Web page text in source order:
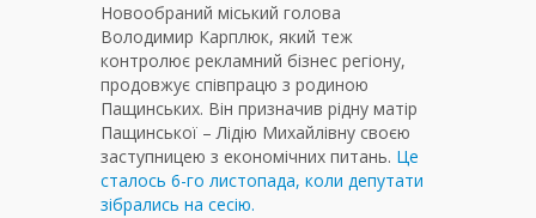
Новообраний міський голова
Володимир Карплюк, який теж
контролює рекламний бізнес регіону,
продовжує співпрацю з родиною
Пащинських. Він призначив рідну матір
Пащинської – Лідію Михайлівну своєю
заступницею з економічних питань. Це
сталось 6-го листопада, коли депутати
зібрались на сесію.